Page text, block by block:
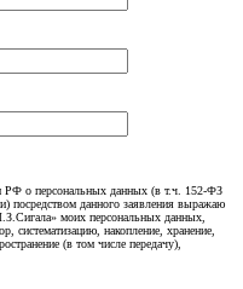
РФ о персональных данных (в т.ч. 152-ФЗ
посредством данного заявления выражаю
моих персональных данных,
систематизацию, накопление, хранение,
(в том числе передачу),